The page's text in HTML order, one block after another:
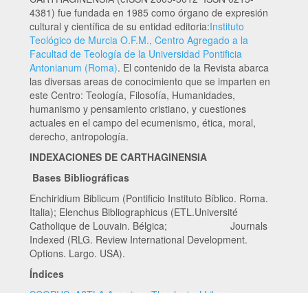
4381) fue fundada en 1985 como órgano de expresión
cultural y científica de su entidad editoria:Instituto
Teológico de Murcia O.F.M., Centro Agregado a la
Facultad de Teología de la Universidad Pontificia
Antonianum (Roma). El contenido de la Revista abarca
las diversas areas de conocimiento que se imparten en
este Centro: Teología, Filosofía, Humanidades,
humanismo y pensamiento cristiano, y cuestiones
actuales en el campo del ecumenismo, ética, moral,
derecho, antropología.
INDEXACIONES DE CARTHAGINENSIA
Bases Bibliográficas
Enchiridium Biblicum (Pontificio Instituto Bíblico. Roma.
Italia); Elenchus Bibliographicus (ETL.Université
Catholique de Louvain. Bélgica; Journals
Indexed (RLG. Review International Development.
Options. Largo. USA).
Índices